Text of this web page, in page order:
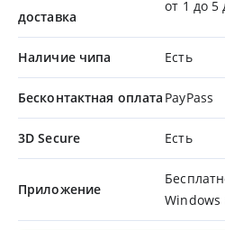
доставка
от 1 до 5
Наличие чипа Есть
Бесконтактная оплата PayPass
3D Secure Есть
Приложение
Windows